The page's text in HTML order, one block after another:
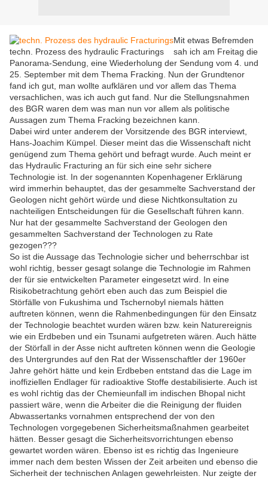
techn. Prozess des hydraulic Fracturings
Mit etwas Befremden
sah ich am Freitag die
Panorama-Sendung, eine Wiederholung der Sendung vom 4. und
25. September mit dem Thema Fracking. Nun der Grundtenor
fand ich gut, man wollte aufklären und vor allem das Thema
versachlichen, was ich auch gut fand. Nur die Stellungsnahmen
des BGR waren dem was man nun vor allem als politische
Aussagen zum Thema Fracking bezeichnen kann.
Dabei wird unter anderem der Vorsitzende des BGR interviewt,
Hans-Joachim Kümpel. Dieser meint das die Wissenschaft nicht
genügend zum Thema gehört und befragt wurde. Auch meint er
das Hydraulic Fracturing an für sich eine sehr sichere
Technologie ist. In der sogenannten Kopenhagener Erklärung
wird immerhin behauptet, das der gesammelte Sachverstand der
Geologen nicht gehört würde und diese Nichtkonsultation zu
nachteiligen Entscheidungen für die Gesellschaft führen kann.
Nur hat der gesammelte Sachverstand der Geologen den
gesammelten Sachverstand der Technologen zu Rate
gezogen???
So ist die Aussage das Technologie sicher und beherrschbar ist
wohl richtig, besser gesagt solange die Technologie im Rahmen
der für sie entwickelten Parameter eingesetzt wird. In eine
Risikobetrachtung gehört eben auch das zum Beispiel die
Störfälle von Fukushima und Tschernobyl niemals hätten
auftreten können, wenn die Rahmenbedingungen für den Einsatz
der Technologie beachtet wurden wären bzw. kein Naturereignis
wie ein Erdbeben und ein Tsunami aufgetreten wären. Auch hätte
der Störfall in der Asse nicht auftreten können wenn die Geologie
des Untergrundes auf den Rat der Wissenschaftler der 1960er
Jahre gehört hätte und kein Erdbeben entstand das die Lage im
inoffiziellen Endlager für radioaktive Stoffe destabilisierte. Auch ist
es wohl richtig das der Chemieunfall im indischen Bhopal nicht
passiert wäre, wenn die Arbeiter die die Reinigung der fluiden
Abwassertanks vornahmen entsprechend der von den
Technologen vorgegebenen Sicherheitsmaßnahmen gearbeitet
hätten. Besser gesagt die Sicherheitsvorrichtungen ebenso
gewartet worden wären. Ebenso ist es richtig das Ingenieure
immer nach dem besten Wissen der Zeit arbeiten und ebenso die
Sicherheit der technischen Anlagen gewehrleisten. Nur zeigte der